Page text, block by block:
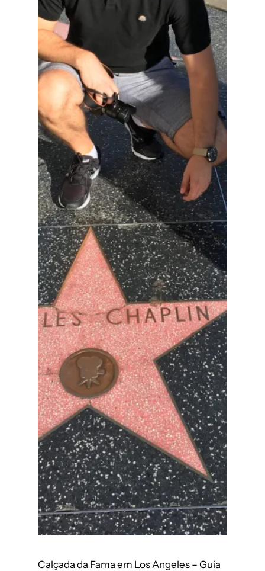
Calçada da Fama em Los Angeles – Guia